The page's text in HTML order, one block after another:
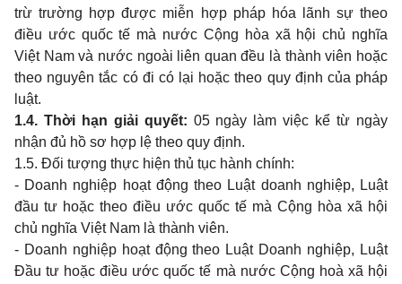
trừ trường hợp được miễn hợp pháp hóa lãnh sự theo
điều ước quốc tế mà nước Cộng hòa xã hội chủ nghĩa
Việt Namvà nước ngoài liên quanđều là thành viên hoặc
theo nguyên tắc có đi có lại hoặctheo quy định của pháp
luật.
1.4. Thời hạn giải quyết: 05 ngày làm việc kể từ ngày
nhận đủ hồ sơ hợp lệ theo quy định.
1.5. Đối tượng thực hiện thủ tục hành chính:
- Doanh nghiệp hoạt độngtheo Luật doanh nghiệp, Luật
đầu tư hoặc theo điều ước quốc tế mà Cộng hòa xã hội
chủ nghĩa Việt Nam là thành viên.
- Doanh nghiệp hoạt độngtheo Luật Doanh nghiệp, Luật
Đầu tư hoặc điều ước quốc tế mà nước Cộng hoà xã hội